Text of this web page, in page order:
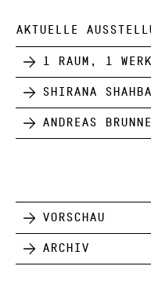
AKTUELLE
1 Raum, 1 Werk
Shirana
Andreas
Vorschau
Archiv